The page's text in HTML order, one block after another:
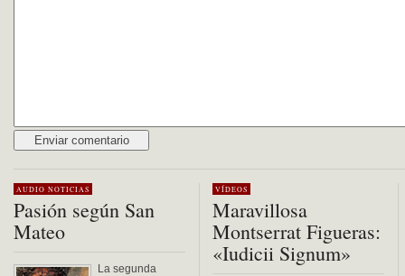
AUDIO NOTICIAS
Pasión según San
Mateo
La segunda
VÍDEOS
Maravillosa
Montserrat Figueras:
«Iudicii Signum»